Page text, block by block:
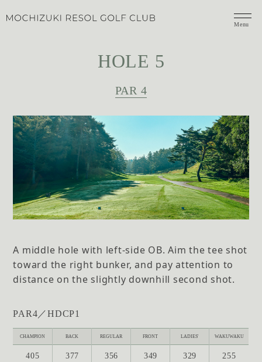
Menu
HOLE 5
PAR 4
A middle hole with left-side OB. Aim the tee shot
toward the right bunker, and pay attention to
distance on the slightly downhill second shot.
PAR4／HDCP1
CHAMPION BACK REGULAR FRONT LADIES' WAKUWAKU
405 377 356 349 329 255